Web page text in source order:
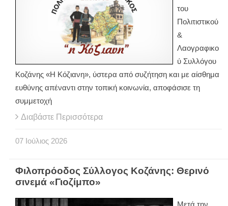
του
Πολιτιστικού
&
Λαογραφικο
ύ Συλλόγου
Κοζάνης «Η Κόζιανη», ύστερα από συζήτηση και με αίσθημα
ευθύνης απέναντι στην τοπική κοινωνία, αποφάσισε τη
συμμετοχή
Διαβάστε Περισσότερα
07 Ιούλιος 2026
Φιλοπρόοδος Σύλλογος Κοζάνης: Θερινό
σινεμά «Γιοζίμπο»
Μετά την